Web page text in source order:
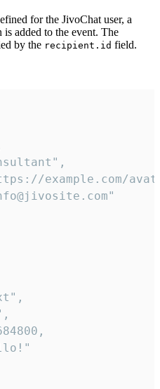
for the JivoChat user, a
added to the event. The
by the recipient.id field.